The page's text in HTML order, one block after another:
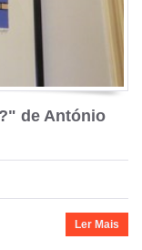
de António
Ler Mais